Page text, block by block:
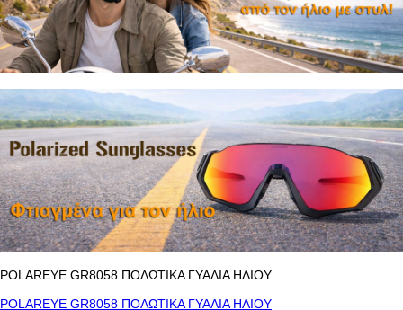
POLAREYE GR8058 ΠΟΛΩΤΙΚΑ ΓΥΑΛΙΑ ΗΛΙΟΥ
POLAREYE GR8058 ΠΟΛΩΤΙΚΑ ΓΥΑΛΙΑ ΗΛΙΟΥ